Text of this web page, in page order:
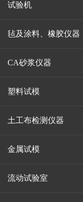
试验机
毡及涂料、橡胶仪器
CA砂浆仪器
塑料试模
土工布检测仪器
金属试模
流动试验室